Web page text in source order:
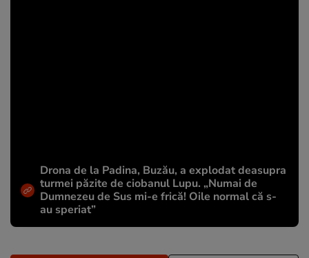
Drona de la Padina, Buzău, a explodat deasupra
turmei păzite de ciobanul Lupu. „Numai de
Dumnezeu de Sus mi-e frică! Oile normal că s-
au speriat”